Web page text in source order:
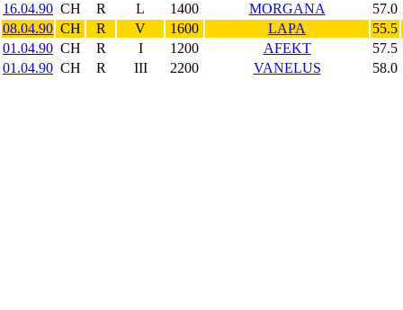
16.04.90 CH R L 1400 MORGANA
57.0
08.04.90 CH R V 1600 LAPA
55.5
01.04.90 CH R I 1200 AFEKT
57.5
01.04.90 CH R III 2200 VANELUS 58.0